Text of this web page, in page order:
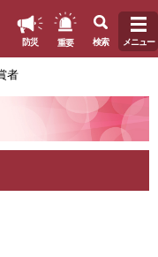
防災 重要 検索 メニュー
者